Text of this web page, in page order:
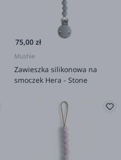
75,00 zł
Mushie
Zawieszka silikonowa na
smoczek Hera - Stone